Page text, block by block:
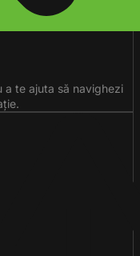
a te ajuta să navighezi